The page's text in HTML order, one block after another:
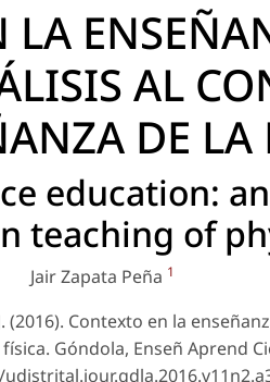
LA
AL
DE LA
education:
teaching of
Jair Zapata Peña 1
(2016). Contexto en la
Góndola, Enseñ Aprend